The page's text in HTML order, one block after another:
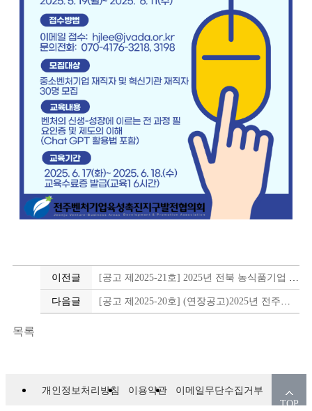
이전글
다음글
목록
개인정보처리방침 이용약관
이메일무단수집거부
TOP